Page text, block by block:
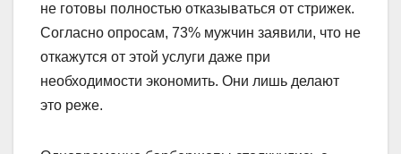
не готовы полностью отказываться от стрижек.
Согласно опросам, 73% мужчин заявили, что не
откажутся от этой услуги даже при
необходимости экономить. Они лишь делают
это реже.